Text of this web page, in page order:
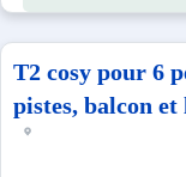
T2 cosy pour 6
pistes, balcon